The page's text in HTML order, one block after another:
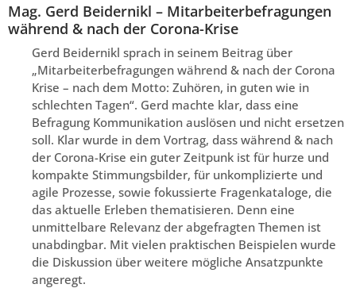
Mag. Gerd Beidernikl – Mitarbeiterbefragungen
während & nach der Corona-Krise
Gerd Beidernikl sprach in seinem Beitrag über
„Mitarbeiterbefragungen während & nach der Corona
Krise – nach dem Motto: Zuhören, in guten wie in
schlechten Tagen“. Gerd machte klar, dass eine
Befragung Kommunikation auslösen und nicht ersetzen
soll. Klar wurde in dem Vortrag, dass während & nach
der Corona-Krise ein guter Zeitpunk ist für hurze und
kompakte Stimmungsbilder, für unkomplizierte und
agile Prozesse, sowie fokussierte Fragenkataloge, die
das aktuelle Erleben thematisieren. Denn eine
unmittelbare Relevanz der abgefragten Themen ist
unabdingbar. Mit vielen praktischen Beispielen wurde
die Diskussion über weitere mögliche Ansatzpunkte
angeregt.